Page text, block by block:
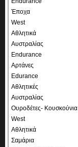
Έποχα
West
Αθλητικά
Αυστραλίας
Endurance
Αρτάνες
Edurance
Αθλητικές
Αυστραλίας
Ουροδέτες- Κουσκούνια
West
Αθλητικά
Σαμάρια